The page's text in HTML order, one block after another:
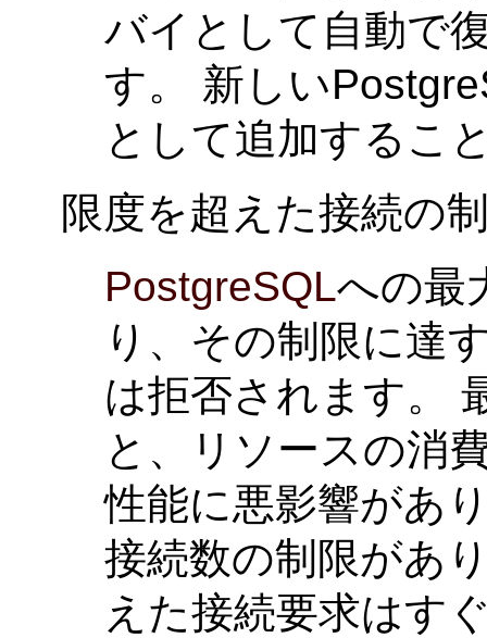
バイとして自動で
す。 新しい
として追加するこ
限度を超えた接続の
PostgreSQLへの最
り、その制限に達
は拒否されます。
と、リソースの消
性能に悪影響があ
接続数の制限があ
えた接続要求はす